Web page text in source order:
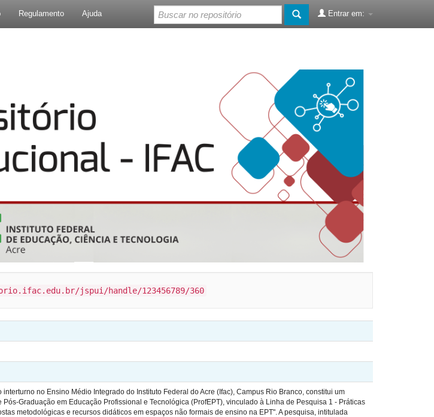
Regulamento Ajuda Entrar em:
jspui/handle/123456789/360
no Ensino Médio Integrado do Instituto Federal do Acre (Ifac), Campus Rio Branco, constitui um
Graduação em Educação Profissional e Tecnológica (ProfEPT), vinculado à Linha de Pesquisa 1 - Práticas
metodológicas e recursos didáticos em espaços não formais de ensino na EPT". A pesquisa, intitulada